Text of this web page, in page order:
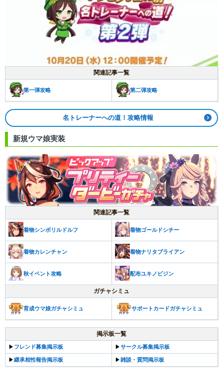
関連記事一覧
第一弾攻略 第二弾攻略
名トレーナーへの道！攻略情報
新規ウマ娘実装
関連記事一覧
着物シンボリルドルフ 着物ゴールドシチー
着物カレンチャン 着物ナリタブライアン
秋イベント攻略 配布ユキノビジン
ガチャシミュ
育成ウマ娘ガチャシミュ サポートカードガチャシミュ
掲示板一覧
▶ フレンド募集掲示板 ▶サークル募集掲示板
▶継承相性報告掲示板 ▶雑談・質問掲示板